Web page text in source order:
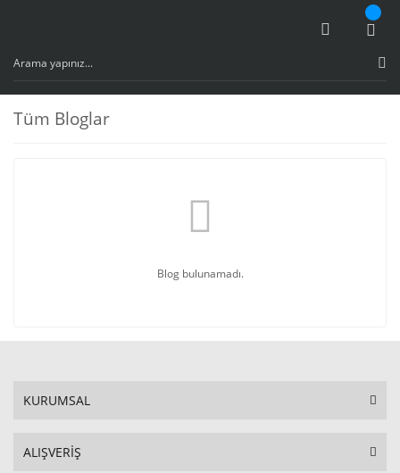
Tüm Bloglar
Blog bulunamadı.
KURUMSAL
ALIŞVERİŞ